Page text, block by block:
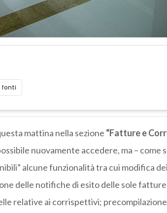
fonti
mattina nella sezione “Fatture e
nuovamente accedere, ma – come
alcune funzionalità tra cui modifica
delle notifiche di esito delle sole
relative ai corrispettivi;